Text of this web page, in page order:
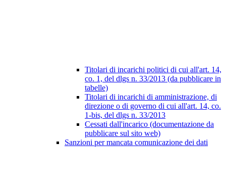
Titolari di incarichi politici di cui all'art. 14,
co. 1, del dlgs n. 33/2013 (da pubblicare in
tabelle)
Titolari di incarichi di amministrazione, di
direzione o di governo di cui all'art. 14, co.
1-bis, del dlgs n. 33/2013
Cessati dall'incarico (documentazione da
pubblicare sul sito web)
Sanzioni per mancata comunicazione dei dati